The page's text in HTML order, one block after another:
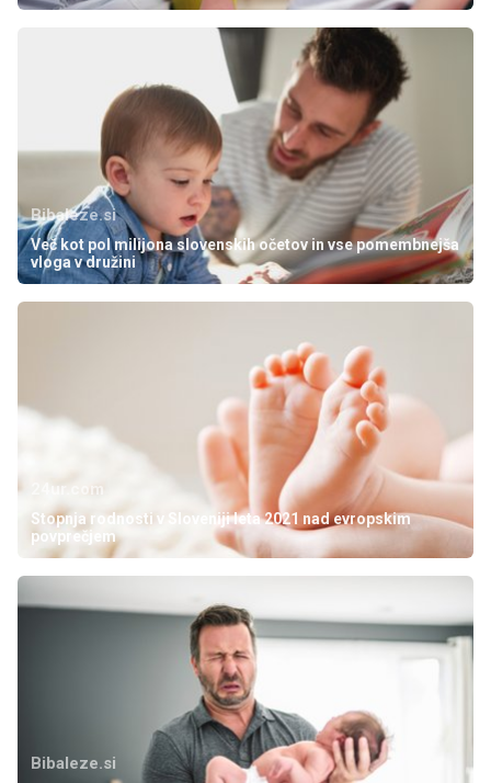
Bibaleze.si
Več kot pol milijona slovenskih očetov in vse pomembnejša
vloga v družini
24ur.com
Stopnja rodnosti v Sloveniji leta 2021 nad evropskim
povprečjem
Bibaleze.si